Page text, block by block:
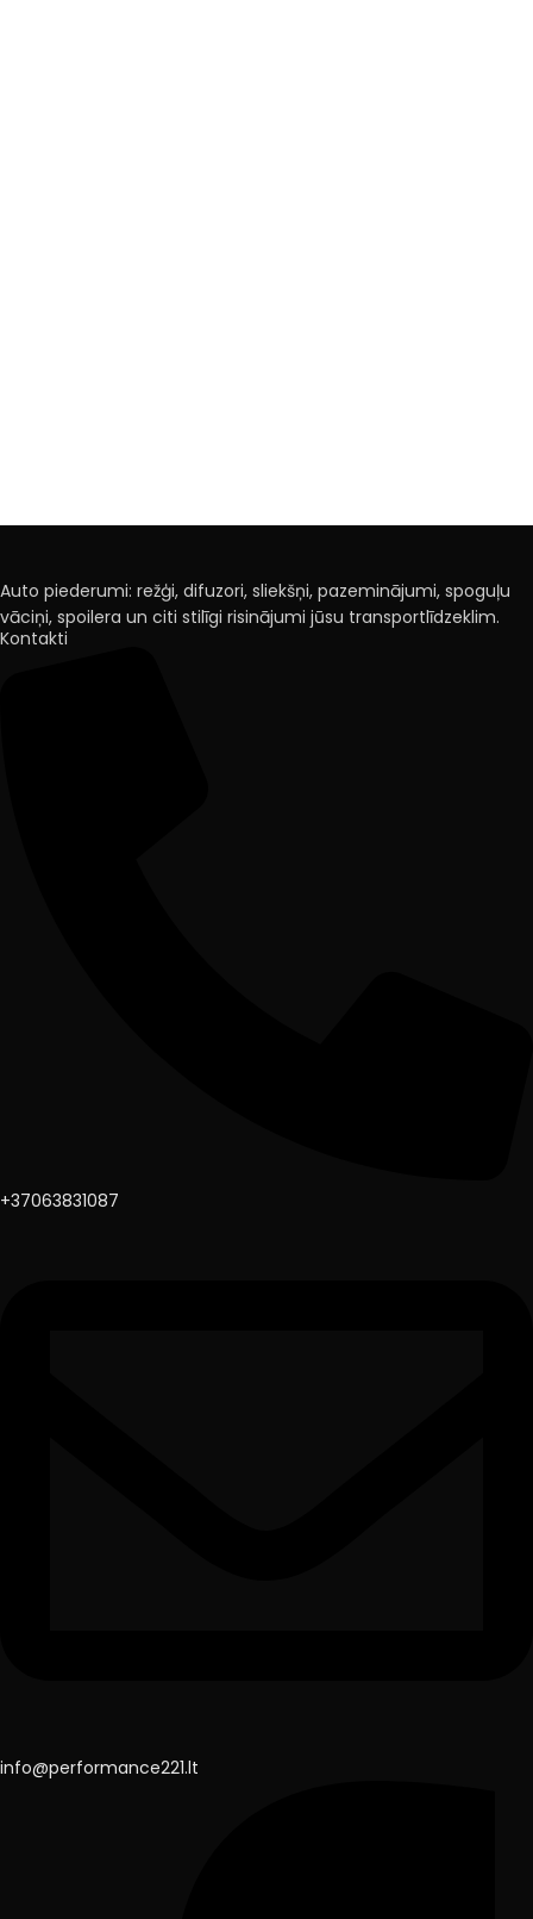
Auto piederumi: režģi, difuzori, sliekšņi, pazeminājumi, spoguļu
vāciņi, spoilera un citi stilīgi risinājumi jūsu transportlīdzeklim.
Kontakti
+37063831087
info@performance221.lt